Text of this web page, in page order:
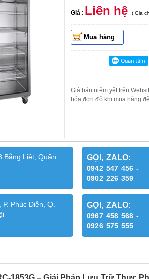
Giá : Liên hệ ( Giá
Mua hàng
Giá bán niêm yết trên
hóa đơn đỏ khi mua hàng
Bằng Liệt, Quận
GỌI, ZALO:
0942 547 456 -
0902 226 359
Phúc Diễn, Q.
GỌI, ZALO:
0967 458 568 -
0926 575 555